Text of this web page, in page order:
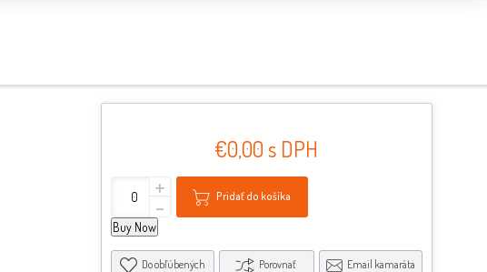
€0,00 s DPH
+
- Pridať do košíka
Buy Now
Do obľúbených Porovnať Email kamaráta